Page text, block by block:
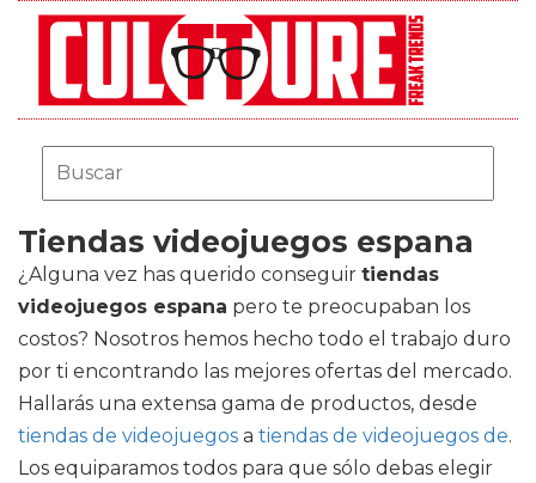
Tiendas videojuegos espana
¿Alguna vez has querido conseguir tiendas
videojuegos espana pero te preocupaban los
costos? Nosotros hemos hecho todo el trabajo duro
por ti encontrando las mejores ofertas del mercado.
Hallarás una extensa gama de productos, desde
tiendas de videojuegos a tiendas de videojuegos de.
Los equiparamos todos para que sólo debas elegir